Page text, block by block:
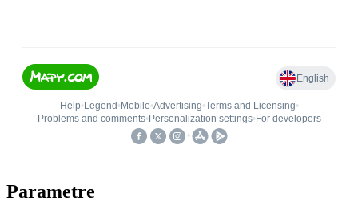
Parametre